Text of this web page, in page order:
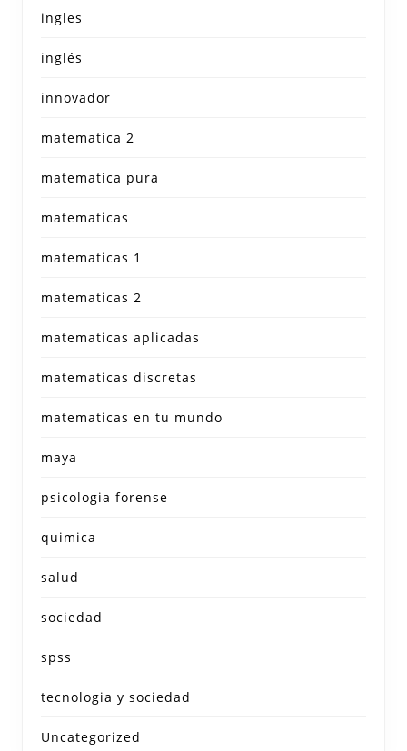
ingles
inglés
innovador
matematica 2
matematica pura
matematicas
matematicas 1
matematicas 2
matematicas aplicadas
matematicas discretas
matematicas en tu mundo
maya
psicologia forense
quimica
salud
sociedad
spss
tecnologia y sociedad
Uncategorized